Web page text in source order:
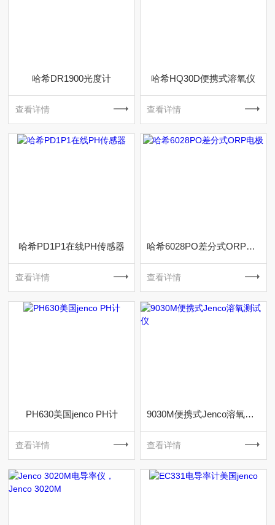
哈希DR1900光度计
查看详情
哈希HQ30D便携式溶氧仪
查看详情
哈希PD1P1在线PH传感器
查看详情
哈希6028PO差分式ORP电极
查看详情
PH630美国jenco PH计
查看详情
9030M便携式Jenco溶氧测试仪
查看详情